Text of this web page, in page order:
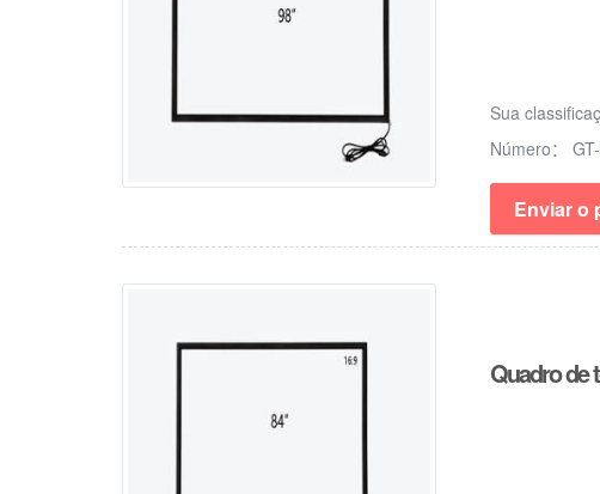
Sua
Número：
Enviar o
Quadro de